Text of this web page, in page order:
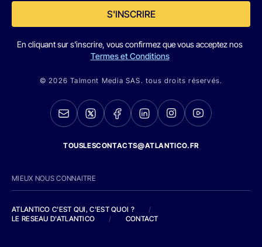
S'INSCRIRE
En cliquant sur s'inscrire, vous confirmez que vous acceptez nos
Termes et Conditions
© 2026 Talmont Media SAS. tous droits réservés.
TOUSLESCONTACTS@ATLANTICO.FR
MIEUX NOUS CONNAITRE
ATLANTICO C'EST QUI, C'EST QUOI ?
/
LE RESEAU D'ATLANTICO
/ CONTACT